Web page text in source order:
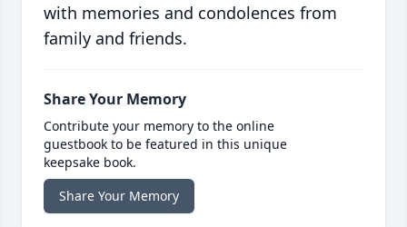
with memories and condolences from
family and friends.
Share Your Memory
Contribute your memory to the online
guestbook to be featured in this unique
keepsake book.
Share Your Memory